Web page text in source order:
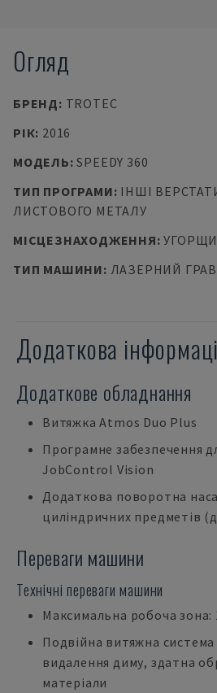
Огляд
БРЕНД: TROTEC
РІК: 2016
МОДЕЛЬ:SPEEDY 360
ТИП ПРОГРАМИ: ІНШІ
ЛИСТОВОГО МЕТАЛУ
МІСЦЕЗНАХОДЖЕННЯ:
ТИП МАШИНИ: ЛАЗЕРНИЙ
Додаткова
Додаткове обладнання
Витяжка Atmos Duo Plus
Програмне забезпечення
JobControl Vision
Додаткова поворотна
циліндричних предметів
Переваги машини
Технічні переваги машини
Максимальна робоча зона:
Подвійна витяжна
видалення диму, здатна
матеріали